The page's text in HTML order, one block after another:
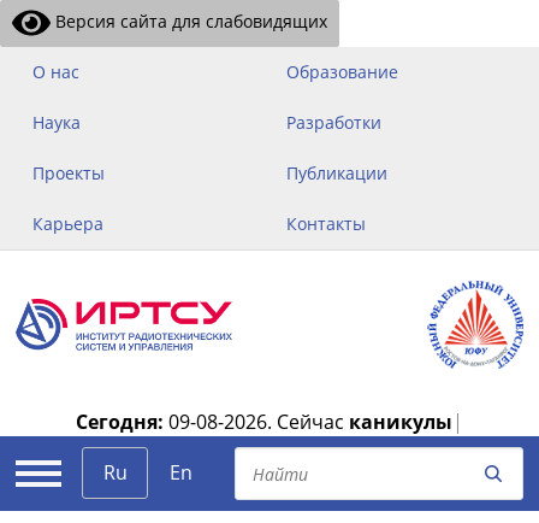
Версия сайта для слабовидящих
О нас Образование
Наука Разработки
Проекты Публикации
Карьера Контакты
Сегодня: 09-08-2026. Сейчас каникулы |
Ru
En